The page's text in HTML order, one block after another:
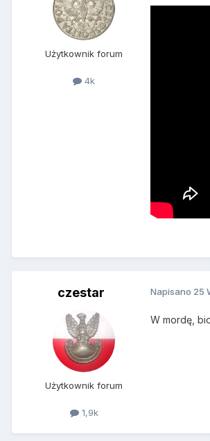
Użytkownik forum
4k
czestar
Użytkownik forum
1,9k
Napisano 25
W mordę,